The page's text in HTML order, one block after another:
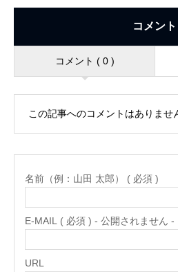
コメント
コメント ( 0 )
この記事へのコメントはありませ
名前（例：山田 太郎） ( 必須 )
E-MAIL ( 必須 ) - 公開されません -
URL